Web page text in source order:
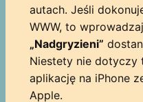
autach. Jeśli
WWW, to
„Nadgryzieni”
Niestety nie dotyczy
aplikację na iPhone
Apple.